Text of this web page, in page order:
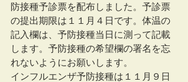
防接種予診票を配布しました。予診票
の提出期限は１１月４日です。体温の
記入欄は、予防接種当日に測って記載
します。予防接種の希望欄の署名を忘
れないようにお願いします。
インフルエンザ予防接種は１１月９日